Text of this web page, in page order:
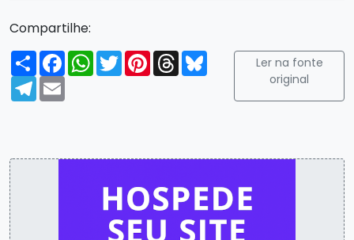
Compartilhe:
Compartilhar
FacebookWhatsApp
TwitterPinterest
ThreadsBluesky
Telegram
Email
Ler na fonte
original